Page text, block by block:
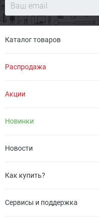
Каталог товаров
Распродажа
Акции
Новинки
Новости
Как купить?
Сервисы и поддержка